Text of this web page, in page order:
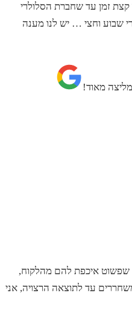
זמן עד שחברת הסלולרי
שבוע וחצי … יש לנו מענה
מאוד!
שפשוט איכפת להם מהלקוח,
עד לתוצאה הרצויה, אני